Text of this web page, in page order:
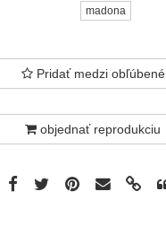
madona
Pridať medzi obľúbené
objednať reprodukciu